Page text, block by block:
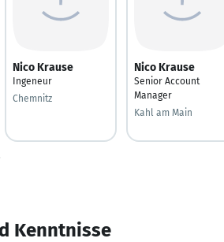
Nico Krause
Ingeneur
Chemnitz
Nico Krause
Senior Account
Manager
Kahl am Main
Kenntnisse